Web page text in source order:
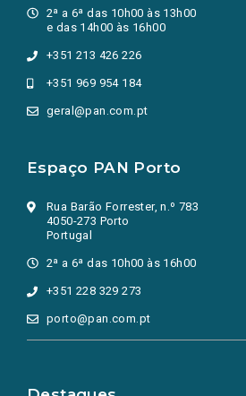
2ª a 6ª das 10h00 às 13h00
e das 14h00 às 16h00
+351 213 426 226
+351 969 954 184
geral@pan.com.pt
Espaço PAN Porto
Rua Barão Forrester, n.º 783
4050-273 Porto
Portugal
2ª a 6ª das 10h00 às 16h00
+351 228 329 273
porto@pan.com.pt